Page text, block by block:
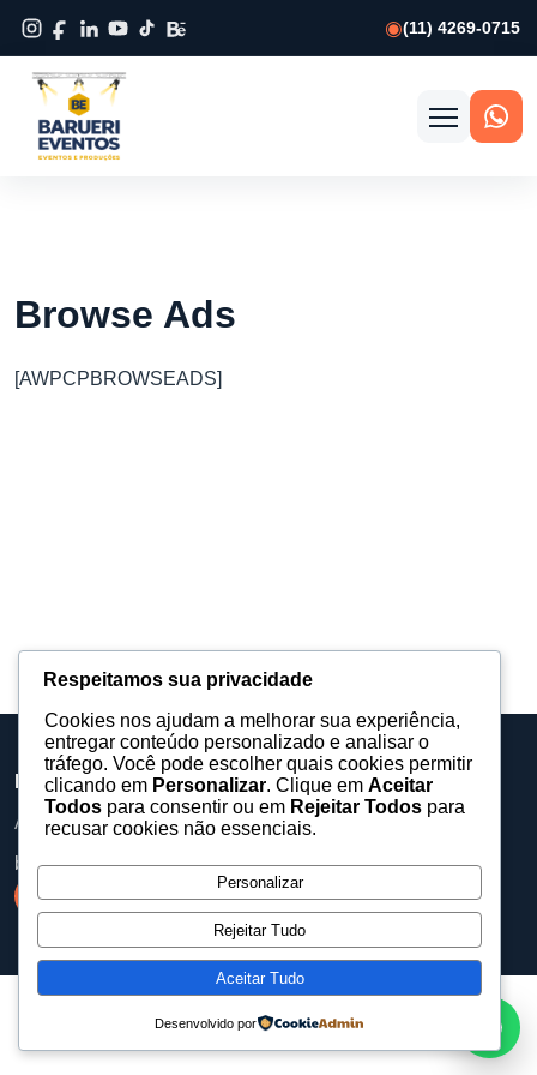
(11) 4269-0715
Abrir
Browse Ads
[AWPCPBROWSEADS]
Barueri Eventos
Assessoria, equipamentos e produções para eventos.
baruerieventos@gmail.com
Respeitamos sua privacidade
Cookies nos ajudam a melhorar sua experiência,
entregar conteúdo personalizado e analisar o
tráfego. Você pode escolher quais cookies permitir
clicando em Personalizar. Clique em Aceitar
Todos para consentir ou em Rejeitar Todos para
recusar cookies não essenciais.
Personalizar
Rejeitar Tudo
Aceitar Tudo
Desenvolvido por